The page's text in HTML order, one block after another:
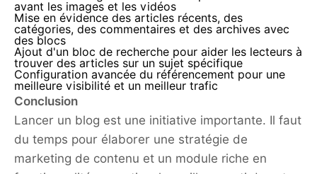
avant les images et les vidéos
Mise en évidence des articles récents, des
catégories, des commentaires et des archives avec
des blocs
Ajout d'un bloc de recherche pour aider les lecteurs à
trouver des articles sur un sujet spécifique
Configuration avancée du référencement pour une
meilleure visibilité et un meilleur trafic
Conclusion
Lancer un blog est une initiative importante. Il faut
du temps pour élaborer une stratégie de
marketing de contenu et un module riche en